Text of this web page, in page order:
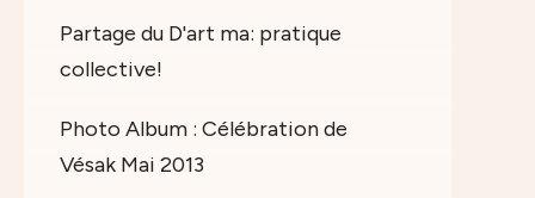
Partage du D'art ma: pratique
collective!
Photo Album : Célébration de
Vésak Mai 2013